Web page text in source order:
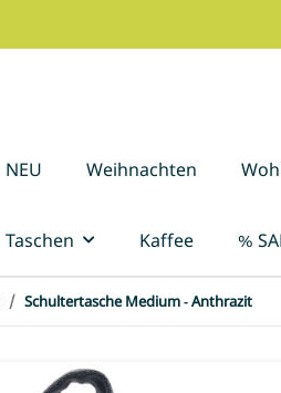
NEU Weihnachten
Taschen Kaffee %
Schultertasche Medium - Anthrazit